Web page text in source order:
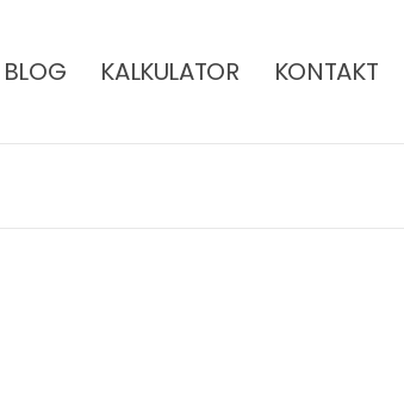
BLOG KALKULATOR KONTAKT